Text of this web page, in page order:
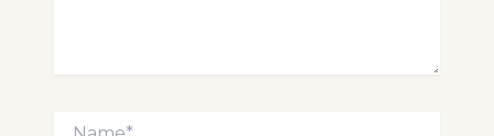
Name*